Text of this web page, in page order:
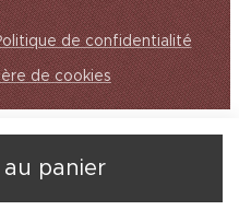
panier
de confidentialité
de cookies